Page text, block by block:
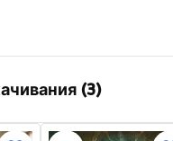
Белый
Акрил
(3)